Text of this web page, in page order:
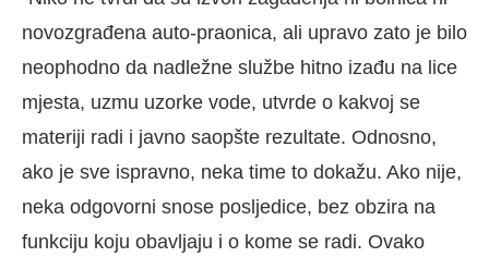
novozgrađena auto-praonica, ali upravo zato je bilo
neophodno da nadležne službe hitno izađu na lice
mjesta, uzmu uzorke vode, utvrde o kakvoj se
materiji radi i javno saopšte rezultate. Odnosno,
ako je sve ispravno, neka time to dokažu. Ako nije,
neka odgovorni snose posljedice, bez obzira na
funkciju koju obavljaju i o kome se radi. Ovako